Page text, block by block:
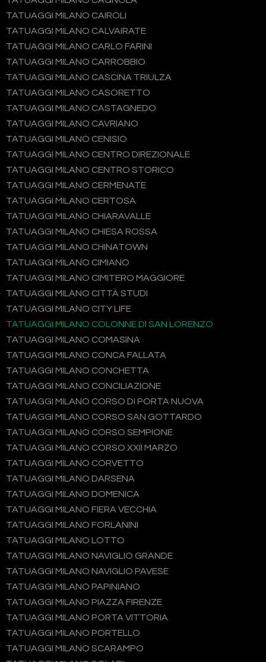
TATUAGGI MILANO CAIROLI
TATUAGGI MILANO CALVAIRATE
TATUAGGI MILANO CARLO FARINI
TATUAGGI MILANO CARROBBIO
TATUAGGI MILANO CASCINA TRIULZA
TATUAGGI MILANO CASORETTO
TATUAGGI MILANO CASTAGNEDO
TATUAGGI MILANO CAVRIANO
TATUAGGI MILANO CENISIO
TATUAGGI MILANO CENTRO DIREZIONALE
TATUAGGI MILANO CENTRO STORICO
TATUAGGI MILANO CERMENATE
TATUAGGI MILANO CERTOSA
TATUAGGI MILANO CHIARAVALLE
TATUAGGI MILANO CHIESA ROSSA
TATUAGGI MILANO CHINATOWN
TATUAGGI MILANO CIMIANO
TATUAGGI MILANO CIMITERO MAGGIORE
TATUAGGI MILANO CITTÀ STUDI
TATUAGGI MILANO CITY LIFE
TATUAGGI MILANO COLONNE DI SAN LORENZO
TATUAGGI MILANO COMASINA
TATUAGGI MILANO CONCA FALLATA
TATUAGGI MILANO CONCHETTA
TATUAGGI MILANO CONCILIAZIONE
TATUAGGI MILANO CORSO DI PORTA NUOVA
TATUAGGI MILANO CORSO SAN GOTTARDO
TATUAGGI MILANO CORSO SEMPIONE
TATUAGGI MILANO CORSO XXII MARZO
TATUAGGI MILANO CORVETTO
TATUAGGI MILANO DARSENA
TATUAGGI MILANO DOMENICA
TATUAGGI MILANO FIERA VECCHIA
TATUAGGI MILANO FORLANINI
TATUAGGI MILANO LOTTO
TATUAGGI MILANO NAVIGLIO GRANDE
TATUAGGI MILANO NAVIGLIO PAVESE
TATUAGGI MILANO PAPINIANO
TATUAGGI MILANO PIAZZA FIRENZE
TATUAGGI MILANO PORTA VITTORIA
TATUAGGI MILANO PORTELLO
TATUAGGI MILANO SCARAMPO